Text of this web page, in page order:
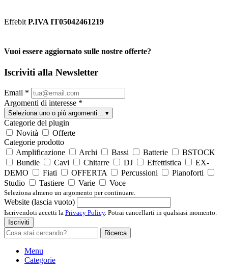
Effebit P.IVA IT05042461219
Vuoi essere aggiornato sulle nostre offerte?
Iscriviti alla Newsletter
Email *
Argomenti di interesse *
Seleziona uno o più argomenti... ▾
Categorie del plugin
Novità
Offerte
Categorie prodotto
Amplificazione
Archi Bassi Batterie
BSTOCK
Bundle
Cavi Chitarre DJ Effettistica
EX-
DEMO
Fiati OFFERTA Percussioni
Pianoforti
Studio
Tastiere Varie Voce
Seleziona almeno un argomento per continuare.
Website (lascia vuoto)
Iscrivendoti accetti la Privacy Policy. Potrai cancellarti in qualsiasi momento.
Iscriviti
Ricerca
Menu
Categorie